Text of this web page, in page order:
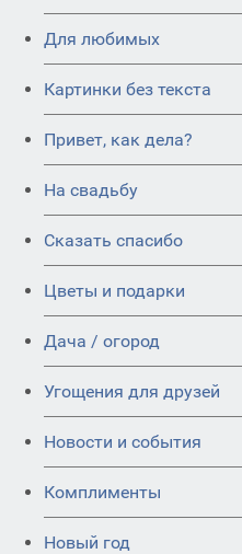
Для любимых
Картинки без текста
Привет, как дела?
На свадьбу
Сказать спасибо
Цветы и подарки
Дача / огород
Угощения для друзей
Новости и события
Комплименты
Новый год